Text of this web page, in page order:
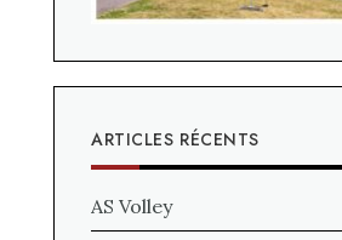
ARTICLES RÉCENTS
AS Volley